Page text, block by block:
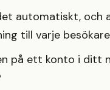
automatiskt, och
till varje
på ett konto i ditt